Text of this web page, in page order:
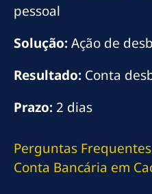
pessoal
Solução:Ação de
Resultado: Conta
Prazo: 2 dias
Perguntas
Conta Bancária em